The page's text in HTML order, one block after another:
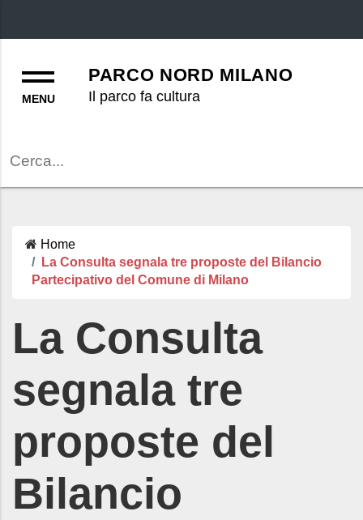
PARCO NORD MILANO
Il parco fa cultura
Home
La Consulta segnala tre proposte del Bilancio
Partecipativo del Comune di Milano
La Consulta
segnala tre
proposte del
Bilancio